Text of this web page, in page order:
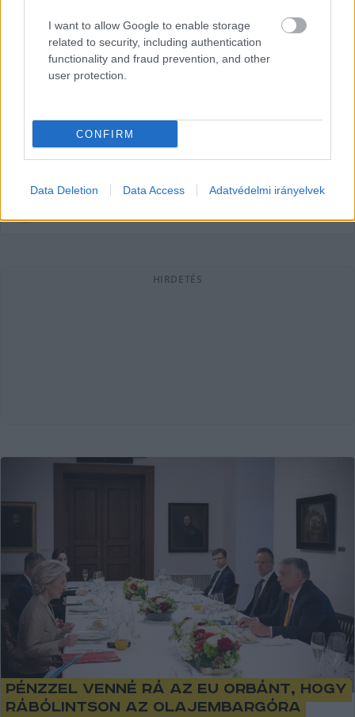
I want to allow Google to enable storage
related to security, including authentication
functionality and fraud prevention, and other
user protection.
CONFIRM
Data Deletion Data Access Adatvédelmi irányelvek
A többi 26 uniós tagállamnak most Magyarország nélkül
kellene az olajembargót kezdeményeznie – mondta
Katarina Barley (SPD), az Európai Parlament alelnöke
HIRDETÉS
Pénzzel venné rá az EU Orbánt, hogy
rábólintson az olajembargóra